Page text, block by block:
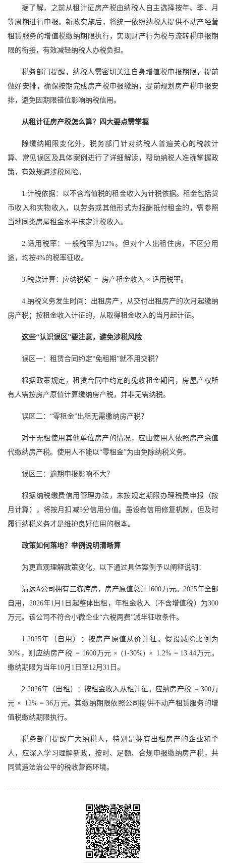
据了解，之前从租计征房产税由纳税人自主选择按年、季、月
等周期进行申报。新政实施后，将统一依照纳税人提供不动产经营
租赁服务的增值税缴纳期限执行，实现财产行为税与流转税申报期
限的衔接，有效减轻纳税人办税负担。
税务部门提醒，纳税人需密切关注自身增值税申报期限，提前
做好安排，确保按期完成房产税申报缴纳，提前规划房产税申报安
排，避免因期限错位影响纳税信用。
从租计征房产税怎么算？四大要点需掌握
除缴纳期限变化外，税务部门针对纳税人普遍关心的税款计
算、常见误区及具体案例进行了详细解读，帮助纳税人准确掌握政
策，有效规避涉税风险。
1.计税依据：以不含增值税的租金收入为计税依据。租金包括货
币收入和实物收入，以劳务或其他形式为报酬抵付租金的，需参照
当地同类房屋租金水平核定计税收入。
2.适用税率：一般税率为12%。但对个人出租住房，不区分用
途，均按4%的税率征收。
3.税款计算：应纳税额 = 房产租金收入 × 适用税率。
4.纳税义务发生时间：出租房产，从交付出租房产的次月起缴纳
房产税；按租金收入计征的，从取得租金收入的当月起计征。
这些“认识误区”要注意，避免涉税风险
误区一：租赁合同约定“免租期”就不用交税？
根据政策规定，租赁合同中约定的免收租金期间，房屋产权所
有人需按房产原值计算缴纳房产税，并非无需纳税。
误区二：“零租金”出租无需缴纳房产税？
对于无租使用其他单位房产的情况，应由使用人依照房产余值
代缴纳房产税。使用人不能以“零租金”为由免除纳税义务。
误区三：逾期申报影响不大？
根据纳税缴费信用管理办法，未按规定期限办理税费申报（按
月计算），将按月扣减5分信用分值。虽设有信用修复机制，但及时
履行纳税义务才是维护良好信用的根本。
政策如何落地？举例说明清晰算
为更直观理解政策变化，以下通过具体案例予以阐释说明：
清远A公司拥有三栋库房，房产原值总计1600万元。2025年全部
自用，2026年1月1日起整体出租，年租金收入（不含增值税）为300
万元。该公司不符合小微企业“六税两费”减半征收条件。
1.2025年（自用）：按房产原值从价计征。假设减除比例为
30%，则应纳房产税 = 1600万元 × (1-30%) × 1.2% = 13.44万元。
缴纳期限为当年10月1日至12月31日。
2.2026年（出租）：按租金收入从租计征。应纳房产税 = 300万
元 × 12% = 36万元。其缴纳期限依照公司提供不动产租赁服务的增
值税缴纳期限执行。
税务部门提醒广大纳税人，特别是拥有出租房产的企业和个
人，应深入学习理解新政，按时、足额、合规申报缴纳房产税，共
同营造法治公平的税收营商环境。